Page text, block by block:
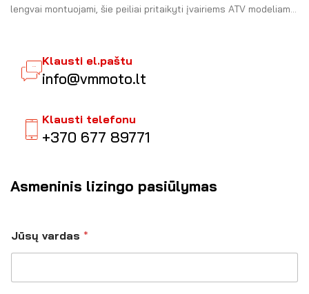
lengvai montuojami, šie peiliai pritaikyti įvairiems ATV modeliams.
Klausti el.paštu
info@vmmoto.lt
Klausti telefonu
+370 677 89771
Asmeninis lizingo pasiūlymas
Jūsų vardas *